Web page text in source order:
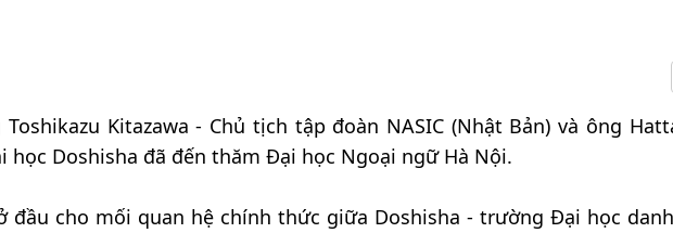
Toshikazu Kitazawa - Chủ tịch tập đoàn NASIC (Nhật Bản) và ông
học Doshisha đã đến thăm Đại học Ngoại ngữ Hà Nội.
đầu cho mối quan hệ chính thức giữa Doshisha - trường Đại học